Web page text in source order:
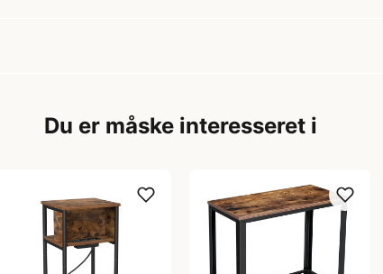
Du er måske interesseret i